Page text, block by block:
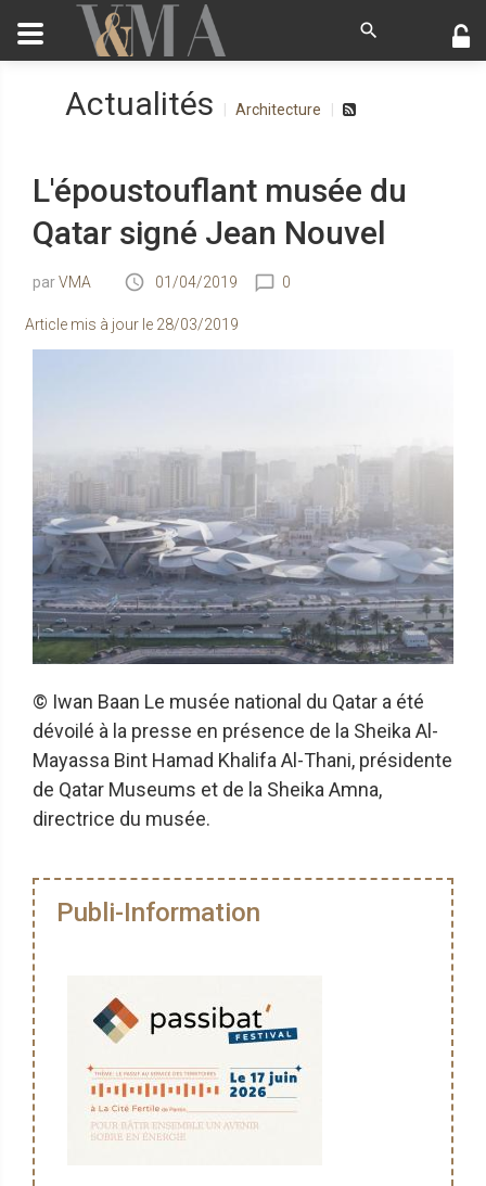
Actualités Architecture
L'époustouflant musée du
Qatar signé Jean Nouvel
VMA 01/04/2019 0
Article mis à jour le 28/03/2019
© Iwan Baan Le musée national du Qatar a été
dévoilé à la presse en présence de la Sheika Al-
Mayassa Bint Hamad Khalifa Al-Thani, présidente
de Qatar Museums et de la Sheika Amna,
directrice du musée.
Publi-Information